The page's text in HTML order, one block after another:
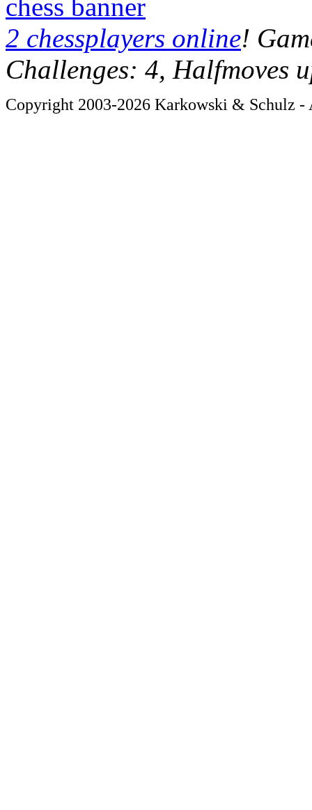
chess banner
2 chessplayers online!
Challenges: 4, Halfmoves
Copyright 2003-2026 Karkowski & Schulz